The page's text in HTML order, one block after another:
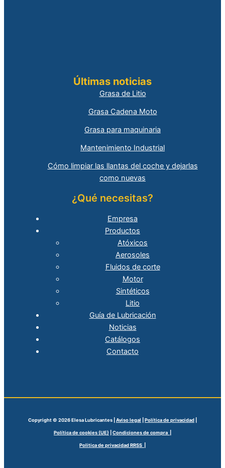
Últimas noticias
Grasa de Litio
Grasa Cadena Moto
Grasa para maquinaria
Mantenimiento Industrial
Cómo limpiar las llantas del coche y dejarlas
como nuevas
¿Qué necesitas?
Empresa
Productos
Atóxicos
Aerosoles
Fluidos de corte
Motor
Sintéticos
Litio
Guía de Lubricación
Noticias
Catálogos
Contacto
Copyright © 2026 Elesa Lubricantes | Aviso legal Política de privacidad
Política de cookies (UE) Condiciones de compra |
Politica de privacidad RRSS |